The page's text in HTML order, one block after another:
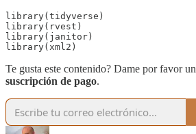
library(tidyverse)
library(rvest)
library(janitor)
library(xml2)
Te gusta este contenido? Dame por favor un
suscripción de pago.